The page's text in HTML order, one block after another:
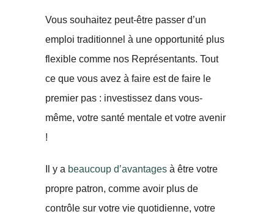
Vous souhaitez peut-être passer d’un
emploi traditionnel à une opportunité plus
flexible comme nos Représentants. Tout
ce que vous avez à faire est de faire le
premier pas : investissez dans vous-
même, votre santé mentale et votre avenir
!
Il y a beaucoup d’avantages à être votre
propre patron, comme avoir plus de
contrôle sur votre vie quotidienne, votre